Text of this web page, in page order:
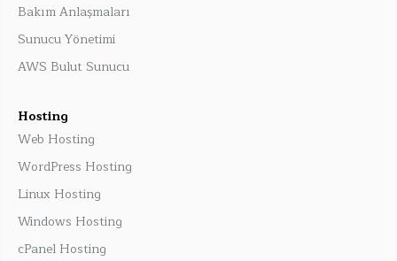
Bakım Anlaşmaları
Sunucu Yönetimi
AWS Bulut Sunucu
Hosting
Web Hosting
WordPress Hosting
Linux Hosting
Windows Hosting
cPanel Hosting